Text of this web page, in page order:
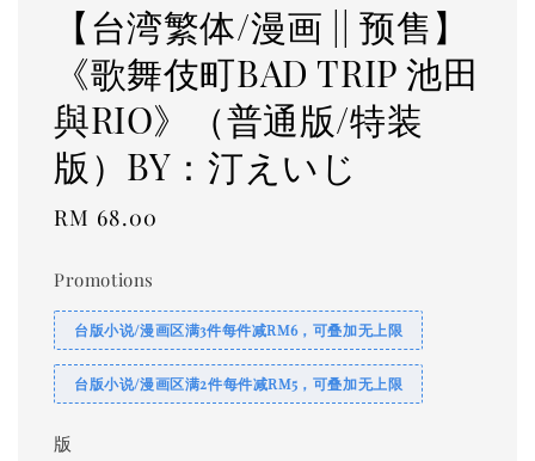
【台湾繁体/漫画 || 预售】
《歌舞伎町BAD TRIP 池田
與RIO》（普通版/特装
版）BY：汀えいじ
Regular
RM 68.00
Promotions
台版小说/漫画区满3件每件减RM6，可叠加无上限
台版小说/漫画区满2件每件减RM5，可叠加无上限
版